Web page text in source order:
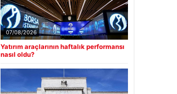
07/08/2026
Yatırım araçlarının haftalık performansı
nasıl oldu?